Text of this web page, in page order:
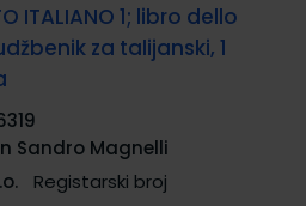
ITALIANO 1; libro dello
za talijanski, 1
Sandro Magnelli
Registarski broj